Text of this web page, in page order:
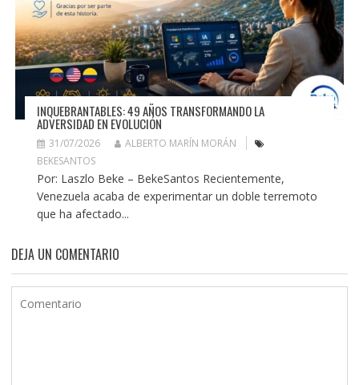
INQUEBRANTABLES: 49 AÑOS TRANSFORMANDO LA
ADVERSIDAD EN EVOLUCIÓN
31/07/2026
ALBERTO MARÍN MORÁN
BEKESANTOS
Por: Laszlo Beke – BekeSantos Recientemente,
Venezuela acaba de experimentar un doble terremoto
que ha afectado...
DEJA UN COMENTARIO